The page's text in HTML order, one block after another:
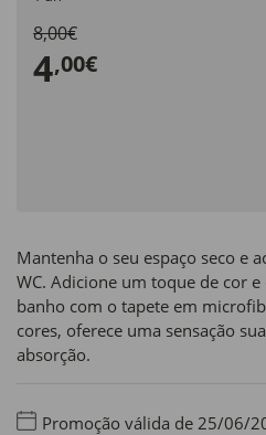
8,00€
4,00€
Mantenha o seu espaço seco e
WC. Adicione um toque de cor
banho com o tapete em
cores, oferece uma sensação
absorção.
Promoção válida de 25/06/